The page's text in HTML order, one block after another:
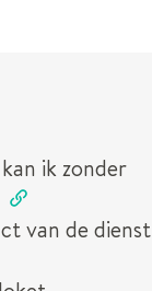
ik zonder
van de dienst